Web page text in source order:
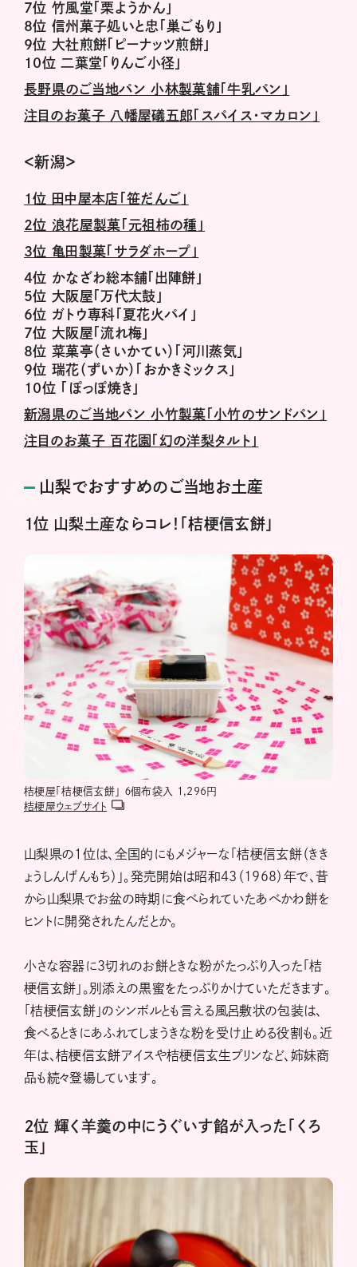
７位 竹風堂「栗ようかん」
８位 信州菓子処いと忠「巣ごもり」
９位 大社煎餅「ピーナッツ煎餅」
10位 二葉堂「りんご小径」
長野県のご当地パン 小林製菓舗「牛乳パン」
注目のお菓子 八幡屋礒五郎「スパイス・マカロン」
＜新潟＞
１位 田中屋本店「笹だんご」
２位 浪花屋製菓「元祖柿の種」
３位 亀田製菓「サラダホープ」
４位 かなざわ総本舗「出陣餅」
５位 大阪屋「万代太鼓」
６位 ガトウ専科「夏花火パイ」
７位 大阪屋「流れ梅」
８位 菜菓亭（さいかてい）「河川蒸気」
９位 瑞花（ずいか）「おかきミックス」
10位 「ぽっぽ焼き」
新潟県のご当地パン 小竹製菓「小竹のサンドパン」
注目のお菓子 百花園「幻の洋梨タルト」
山梨でおすすめのご当地お土産
１位 山梨土産ならコレ！「桔梗信玄餅」
桔梗屋「桔梗信玄餅」 ６個布袋入 1,296円
桔梗屋ウェブサイト
山梨県の１位は、全国的にもメジャーな「桔梗信玄餅（きき
ょうしんげんもち）」。発売開始は昭和43（1968）年で、昔
から山梨県でお盆の時期に食べられていたあべかわ餅を
ヒントに開発されたんだとか。
小さな容器に３切れのお餅ときな粉がたっぷり入った「桔
梗信玄餅」。別添えの黒蜜をたっぷりかけていただきます。
「桔梗信玄餅」のシンボルとも言える風呂敷状の包装は、
食べるときにあふれてしまうきな粉を受け止める役割も。近
年は、桔梗信玄餅アイスや桔梗信玄生プリンなど、姉妹商
品も続々登場しています。
２位 輝く羊羹の中にうぐいす餡が入った「くろ
玉」